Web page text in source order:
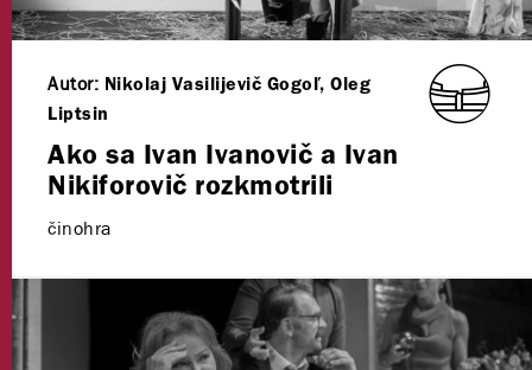
Autor: Nikolaj Vasilijevič Gogoľ, Oleg
Liptsin
Ako sa Ivan Ivanovič a Ivan
Nikiforovič rozkmotrili
činohra